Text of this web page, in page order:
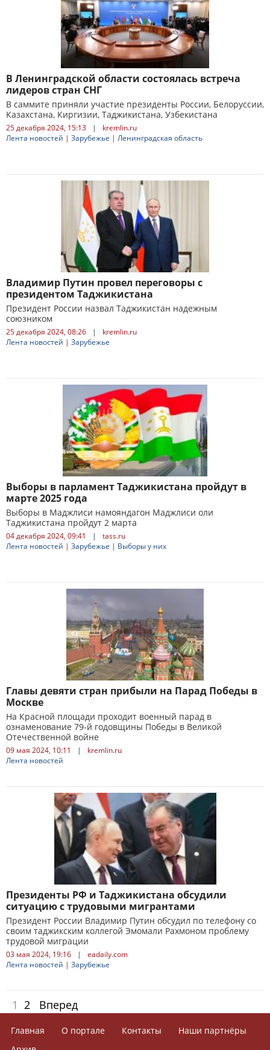
В Ленинградской области состоялась встреча
лидеров стран СНГ
В саммите приняли участие президенты России, Белоруссии,
Казахстана, Киргизии, Таджикистана, Узбекистана
25 декабря 2024, 15:13 |
kremlin.ru
Лента новостей | Зарубежье | Ленинградская область
Владимир Путин провел переговоры с
президентом Таджикистана
Президент России назвал Таджикистан надежным
союзником
25 декабря 2024, 08:26 |
kremlin.ru
Лента новостей | Зарубежье
Выборы в парламент Таджикистана пройдут в
марте 2025 года
Выборы в Маджлиси намояндагон Маджлиси оли
Таджикистана пройдут 2 марта
04 декабря 2024, 09:41 |
tass.ru
Лента новостей | Зарубежье | Выборы у них
Главы девяти стран прибыли на Парад Победы в
Москве
На Красной площади проходит военный парад в
ознаменование 79-й годовщины Победы в Великой
Отечественной войне
09 мая 2024, 10:11 |
kremlin.ru
Лента новостей
Президенты РФ и Таджикистана обсудили
ситуацию с трудовыми мигрантами
Президент России Владимир Путин обсудил по телефону со
своим таджикским коллегой Эмомали Рахмоном проблему
трудовой миграции
03 мая 2024, 19:16 |
eadaily.com
Лента новостей | Зарубежье
1 2 Вперед
Главная О портале Контакты
Наши партнёры